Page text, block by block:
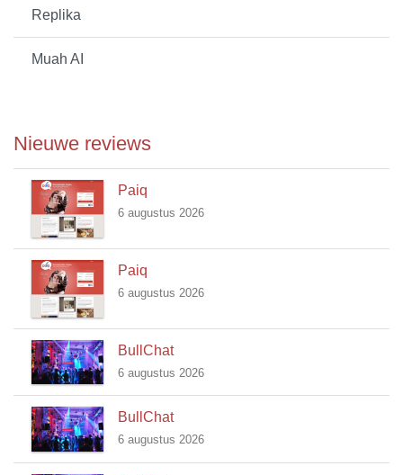
Replika
Muah AI
Nieuwe reviews
Paiq
6 augustus 2026
Paiq
6 augustus 2026
BullChat
6 augustus 2026
BullChat
6 augustus 2026